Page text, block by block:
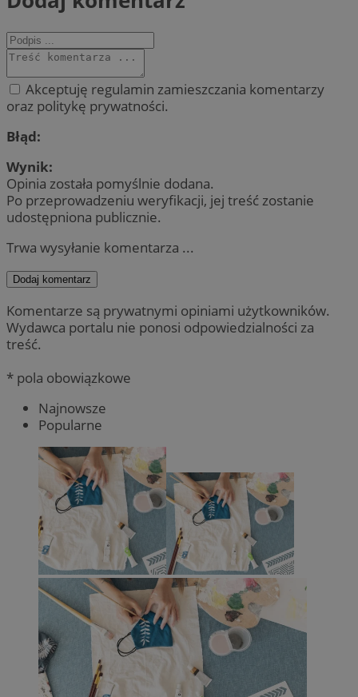
Akceptuję regulamin zamieszczania komentarzy
oraz politykę prywatności.
Błąd:
Wynik:
Opinia została pomyślnie dodana.
Po przeprowadzeniu weryfikacji, jej treść zostanie
udostępniona publicznie.
Trwa wysyłanie komentarza ...
Dodaj komentarz
Komentarze są prywatnymi opiniami użytkowników.
Wydawca portalu nie ponosi odpowiedzialności za
treść.
* pola obowiązkowe
Najnowsze
Popularne